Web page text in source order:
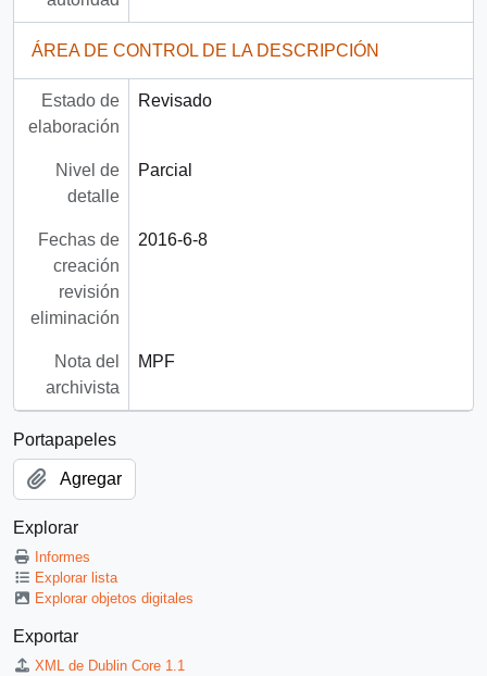
ÁREA DE CONTROL DE LA DESCRIPCIÓN
Estado de
elaboración
Revisado
Nivel de
detalle
Parcial
Fechas de
creación
revisión
eliminación
2016-6-8
Nota del
archivista
MPF
Portapapeles
Agregar
Explorar
Informes
Explorar lista
Explorar objetos digitales
Exportar
XML de Dublin Core 1.1